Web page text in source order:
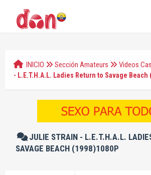
INICIO Sección Amateurs Videos
- L.E.T.H.A.L. Ladies Return to Savage Beach
JULIE STRAIN - L.E.T.H.A.L.
SAVAGE BEACH (1998)1080P